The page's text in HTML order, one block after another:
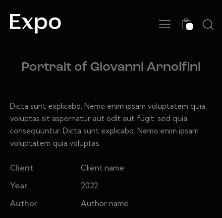
Portrait of Giovanni Arnolfini
Dicta sunt explicabo. Nemo enim ipsam voluptatem quia
voluptas sit aspernatur aut odit aut fugit, sed quia
consequuntur. Dicta sunt explicabo. Nemo enim ipsam
voluptatem quia voluptas.
Client
Client name
Year
2022
Author
Author name